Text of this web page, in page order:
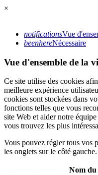
×
notificationsVue
beenhereNécessaire
Vue d'ensemble de la
Ce site utilise des cookies
meilleure expérience
cookies sont stockées dans
fonctions telles que vous
site Web et aider notre
vous trouvez les plus
Vous pouvez régler tous vos
les onglets sur le côté gauche.
Nom du